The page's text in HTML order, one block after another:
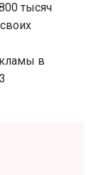
тысяч
в